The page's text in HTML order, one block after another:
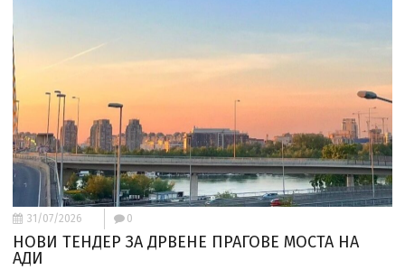
31/07/2026 0
НОВИ ТЕНДЕР ЗА ДРВЕНЕ ПРАГОВЕ МОСТА НА
АДИ